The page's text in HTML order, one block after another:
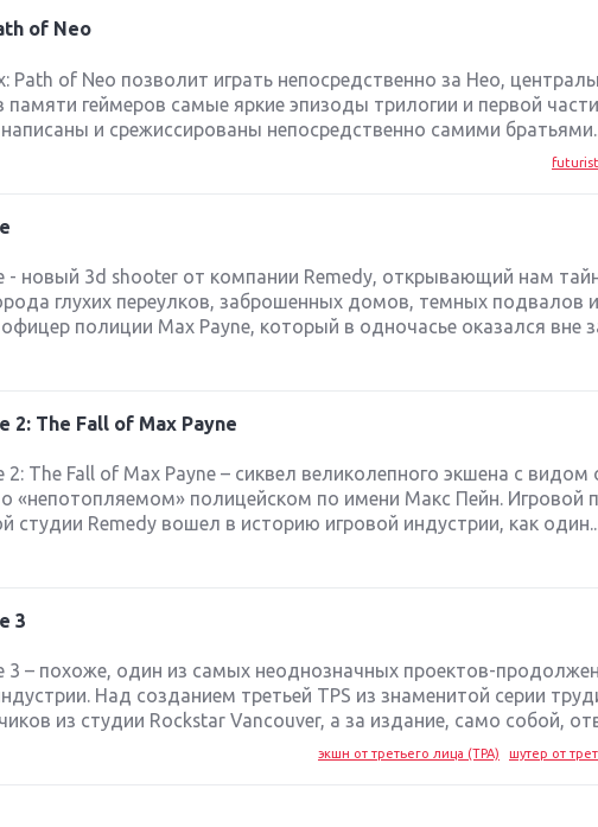
of Neo
Path of Neo позволит играть непосредственно за Нео,
памяти геймеров самые яркие эпизоды трилогии и первой
и срежиссированы непосредственно самими
- новый 3d shooter от компании Remedy, открывающий нам
глухих переулков, заброшенных домов, темных подвалов
полиции Max Payne, который в одночасье оказался вне
2: The Fall of Max Payne
2: The Fall of Max Payne – сиквел великолепного экшена с видом
о «непотопляемом» полицейском по имени Макс Пейн. Игровой
студии Remedy вошел в историю игровой индустрии, как
3
3 – похоже, один из самых неоднозначных проектов-
Над созданием третьей TPS из знаменитой серии
из студии Rockstar Vancouver, а за издание, само собой,
экшн от третьего лица (TPA) шутер от